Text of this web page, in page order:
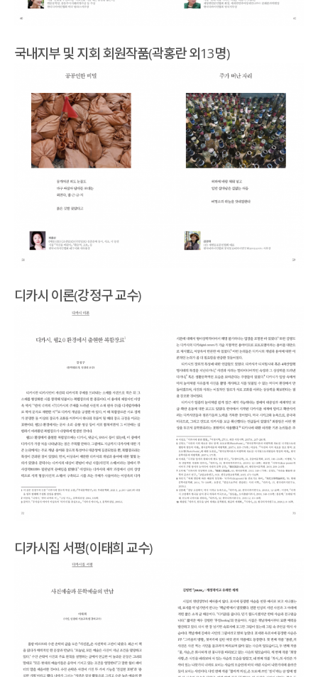
국내지부 및 지회 회원작품(곽홍란 외13명)
디카시 이론(강정구 교수)
디카시집 서평(이태희 교수)